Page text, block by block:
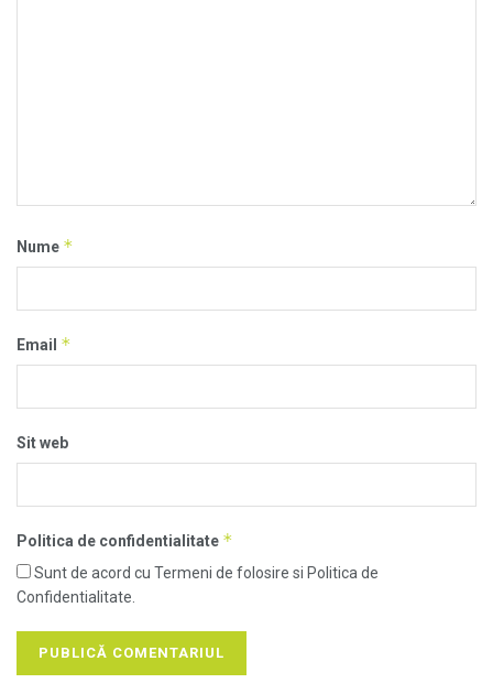
Nume *
Email *
Sit web
Politica de confidentialitate *
Sunt de acord cu Termeni de folosire si Politica de
Confidentialitate.